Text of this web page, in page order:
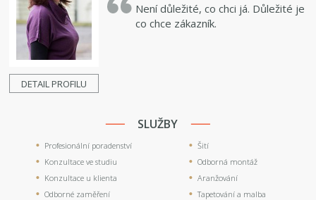
DETAIL PROFILU
Není důležité, co chci já. Důležité je
co chce zákazník.
SLUŽBY
Profesionální poradenství
Konzultace ve studiu
Konzultace u klienta
Odborné zaměření
Šití
Odborná montáž
Aranžování
Tapetování a malba